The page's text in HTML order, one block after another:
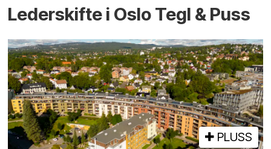
Lederskifte i Oslo Tegl & Puss
PLUSS